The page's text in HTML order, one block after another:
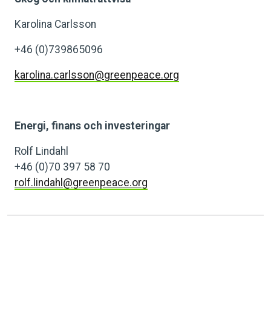
Karolina Carlsson
+46 (0)739865096
karolina.carlsson@greenpeace.org
Energi, finans och investeringar
Rolf Lindahl
+46 (0)70 397 58 70
rolf.lindahl@greenpeace.org